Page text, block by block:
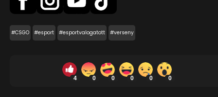
#CSGO #esport #esportvalogatott #verseny
4 0 0 0 0 0